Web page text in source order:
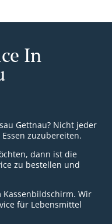
In
Gettnau? Nicht jeder
zuzubereiten.
dann ist die
zu bestellen und
Kassenbildschirm. Wir
für Lebensmittel